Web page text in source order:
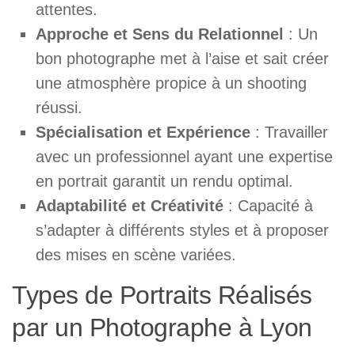
attentes.
Approche et Sens du Relationnel : Un
bon photographe met à l’aise et sait créer
une atmosphère propice à un shooting
réussi.
Spécialisation et Expérience : Travailler
avec un professionnel ayant une expertise
en portrait garantit un rendu optimal.
Adaptabilité et Créativité : Capacité à
s’adapter à différents styles et à proposer
des mises en scène variées.
Types de Portraits Réalisés
par un Photographe à Lyon